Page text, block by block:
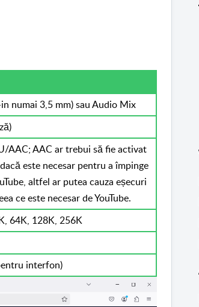
numai 3,5 mm) sau Audio Mix
AAC; AAC ar trebui să fie activat
este necesar pentru a împinge
altfel ar putea cauza eșecuri
ce este necesar de YouTube.
64K, 128K, 256K
interfon)